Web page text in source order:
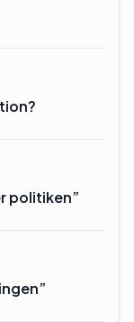
politiken”